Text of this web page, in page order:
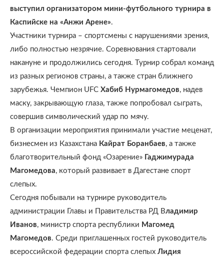
выступил организатором мини-футбольного турнира в
Каспийске на «Анжи Арене».
Участники турнира – спортсмены с нарушениями зрения,
либо полностью незрячие. Соревнования стартовали
накануне и продолжились сегодня. Турнир собрал команд
из разных регионов страны, а также стран ближнего
зарубежья. Чемпион UFC Хабиб Нурмагомедов, надев
маску, закрывающую глаза, также попробовал сыграть,
совершив символический удар по мячу.
В организации мероприятия принимали участие меценат,
бизнесмен из Казахстана Кайрат Боранбаев, а также
благотворительный фонд «Озарение» Гаджимурада
Магомедова, который развивает в Дагестане спорт
слепых.
Сегодня побывали на турнире руководитель
администрации Главы и Правительства РД Владимир
Иванов, министр спорта республики Магомед
Магомедов. Среди приглашенных гостей руководитель
всероссийской федерации спорта слепых Лидия